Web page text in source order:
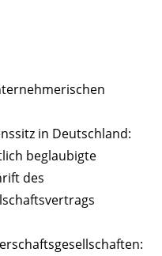
in Deutschland:
beglaubigte
des